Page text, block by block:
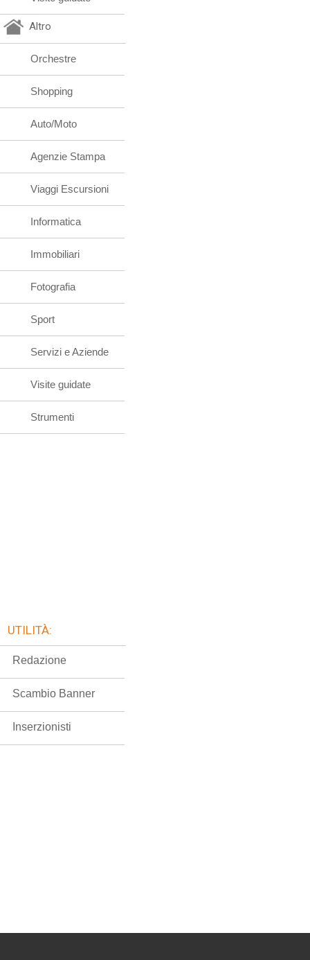
Altro
Orchestre
Shopping
Auto/Moto
Agenzie Stampa
Viaggi Escursioni
Informatica
Immobiliari
Fotografia
Sport
Servizi e Aziende
Visite guidate
Strumenti
UTILITÀ:
Redazione
Scambio Banner
Inserzionisti